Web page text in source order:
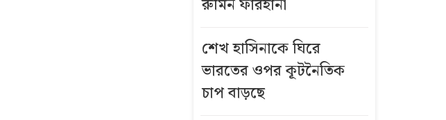
আগস্ট ২০২৬
ইতালি
বিমানবন্দরে
আটকা
রুমিন ফারহানা
শেখ হাসিনাকে ঘিরে
ভারতের ওপর কূটনৈতিক
চাপ বাড়ছে